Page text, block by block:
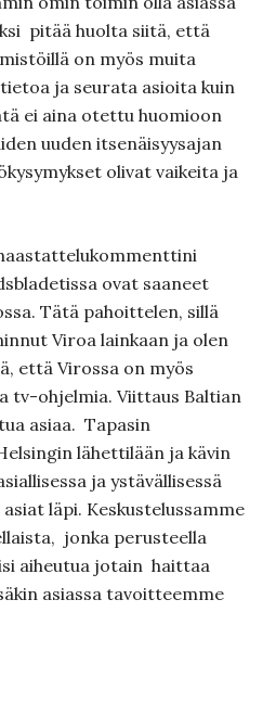
pitää huolta siitä, että
on myös muita
ja seurata asioita kuin
ei aina otettu huomioon
uuden itsenäisyysajan
olivat vaikeita ja
ovat saaneet
Tätä pahoittelen, sillä
Viroa lainkaan ja olen
että Virossa on myös
tv-ohjelmia. Viittaus Baltian
asiaa. Tapasin
lähettilään ja kävin
ja ystävällisessä
läpi. Keskustelussamme
jonka perusteella
aiheutua jotain haittaa
asiassa tavoitteemme